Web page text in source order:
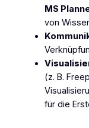
MS
von
(z. B.
für die